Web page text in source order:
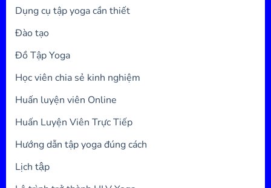
Dụng cụ tập yoga cần thiết
Đào tạo
Đồ Tập Yoga
Học viên chia sẻ kinh nghiệm
Huấn luyện viên Online
Huấn Luyện Viên Trực Tiếp
Hướng dẫn tập yoga đúng cách
Lịch tập